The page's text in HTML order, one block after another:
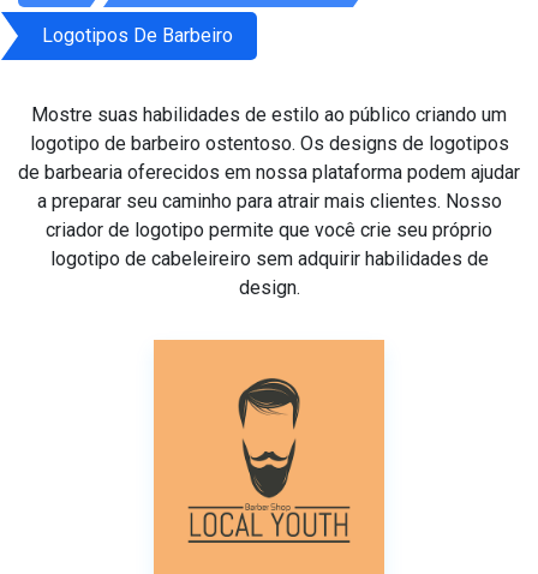
Logotipos De Barbeiro
Mostre suas habilidades de estilo ao público criando um
logotipo de barbeiro ostentoso. Os designs de logotipos
de barbearia oferecidos em nossa plataforma podem ajudar
a preparar seu caminho para atrair mais clientes. Nosso
criador de logotipo permite que você crie seu próprio
logotipo de cabeleireiro sem adquirir habilidades de
design.